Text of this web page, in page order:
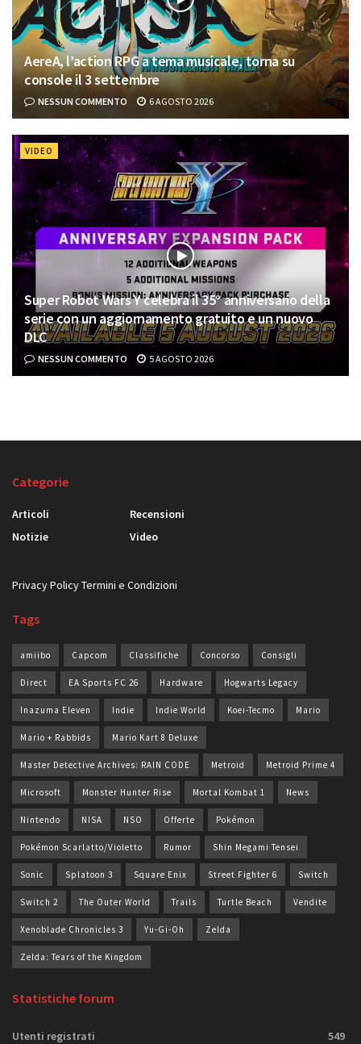
AereA, l’action RPG a tema musicale, torna su
console il 3 settembre
NESSUN COMMENTO 6 AGOSTO 2026
VIDEO
Super Robot Wars Y celebra il 35° anniversario della
serie con un aggiornamento gratuito e un nuovo
DLC
NESSUN COMMENTO 5 AGOSTO 2026
Categorie
Articoli
Notizie
Recensioni
Video
Privacy PolicyTermini e Condizioni
Tags
amiibo Capcom Classifiche Concorso Consigli
Direct EA Sports FC 26 Hardware Hogwarts Legacy
Inazuma Eleven Indie Indie World Koei-Tecmo Mario
Mario + Rabbids Mario Kart 8 Deluxe
Master Detective Archives: RAIN CODE Metroid Metroid Prime 4
Microsoft Monster Hunter Rise Mortal Kombat 1 News
Nintendo NISA NSO Offerte Pokémon
Pokémon Scarlatto/Violetto Rumor Shin Megami Tensei
Sonic Splatoon 3 Square Enix Street Fighter 6 Switch
Switch 2 The Outer World Trails Turtle Beach Vendite
Xenoblade Chronicles 3 Yu-Gi-Oh Zelda
Zelda: Tears of the Kingdom
Statistiche forum
Utenti registrati 549